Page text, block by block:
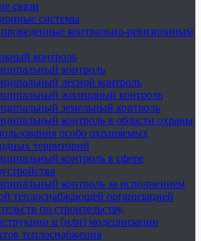
связи
системы
контрольно-ревизионным
контроль
контроль
лесной контроль
жилищный контроль
земельный контроль
контроль в области охраны
особо охраняемых
территорий
контроль в сфере
контроль за исполнением
теплоснабжающей организацией
по строительству,
и (или) модернизации
теплоснабжения